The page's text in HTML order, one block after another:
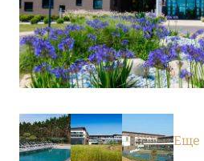
НОРМАНДИЯ
Château d’Audrieu
Hôtel Thalazur Ouistreham
Еще